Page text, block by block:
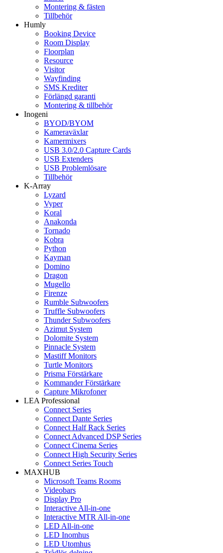
Montering & fästen
Tillbehör
Humly
Booking Device
Room Display
Floorplan
Resource
Visitor
Wayfinding
SMS Krediter
Förlängd garanti
Montering & tillbehör
Inogeni
BYOD/BYOM
Kameraväxlar
Kamermixers
USB 3.0/2.0 Capture Cards
USB Extenders
USB Problemlösare
Tillbehör
K-Array
Lyzard
Vyper
Koral
Anakonda
Tornado
Kobra
Python
Kayman
Domino
Dragon
Mugello
Firenze
Rumble Subwoofers
Truffle Subwoofers
Thunder Subwoofers
Azimut System
Dolomite System
Pinnacle System
Mastiff Monitors
Turtle Monitors
Prisma Förstärkare
Kommander Förstärkare
Capture Mikrofoner
LEA Professional
Connect Series
Connect Dante Series
Connect Half Rack Series
Connect Advanced DSP Series
Connect Cinema Series
Connect High Security Series
Connect Series Touch
MAXHUB
Microsoft Teams Rooms
Videobars
Display Pro
Interactive All-in-one
Interactive MTR All-in-one
LED All-in-one
LED Inomhus
LED Utomhus